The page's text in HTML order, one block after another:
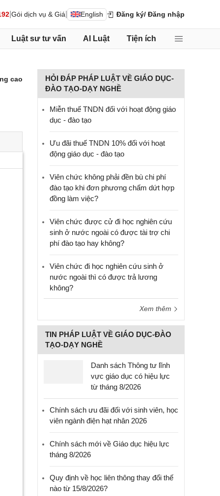
Gói dịch vụ & Giá English Đăng ký/ Đăng nhập
Luật sư tư vấn AI Luật Tiện ích
cao
HỎI ĐÁP PHÁP LUẬT VỀ GIÁO DỤC-
ĐÀO TẠO-DẠY NGHỀ
Miễn thuế TNDN đối với hoạt động giáo
dục - đào tạo
Ưu đãi thuế TNDN 10% đối với hoạt
động giáo dục - đào tạo
Viên chức không phải đền bù chi phí
đào tạo khi đơn phương chấm dứt hợp
đồng làm việc?
Viên chức được cử đi học nghiên cứu
sinh ở nước ngoài có được tài trợ chi
phí đào tạo hay không?
Viên chức đi học nghiên cứu sinh ở
nước ngoài thì có được trả lương
không?
Xem thêm
TIN PHÁP LUẬT VỀ GIÁO DỤC-ĐÀO
TẠO-DẠY NGHỀ
Danh sách Thông tư lĩnh
vực giáo dục có hiệu lực
từ tháng 8/2026
Chính sách ưu đãi đối với sinh viên, học
viên ngành điện hạt nhân 2026
Chính sách mới về Giáo dục hiệu lực
tháng 8/2026
Quy định về học liên thông thay đổi thế
nào từ 15/8/2026?